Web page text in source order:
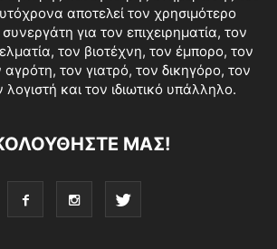
αποτελεί τον χρησιμότερο
για τον επιχειρηματία, τον
τον βιοτέχνη, τον έμπορο, τον
τον γιατρό, τον δικηγόρο, τον
και τον ιδιωτικό υπάλληλο.
ΜΑΣ!